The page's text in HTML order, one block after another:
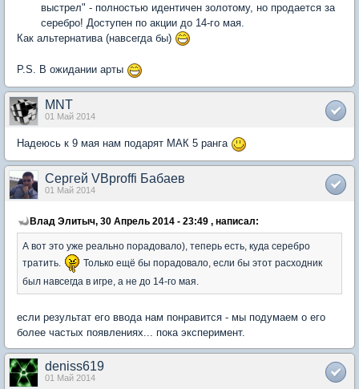
выстрел" - полностью идентичен золотому, но продается за
серебро! Доступен по акции до 14-го мая.
Как альтернатива (навсегда бы)
P.S. В ожидании арты
MNT
01 Май 2014
Надеюсь к 9 мая нам подарят МАК 5 ранга
Сергей VBprоffi Бабаев
01 Май 2014
Влад Элитыч, 30 Апрель 2014 - 23:49 , написал:
А вот это уже реально порадовало), теперь есть, куда серебро
тратить.
Только ещё бы порадовало, если бы этот расходник
был навсегда в игре, а не до 14-го мая.
если результат его ввода нам понравится - мы подумаем о его
более частых появлениях... пока эксперимент.
deniss619
01 Май 2014